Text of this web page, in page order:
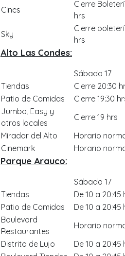
Cines
Cierre
hrs
Sky
Cierre
hrs
Alto Las Condes:
Sábado 17
Tiendas
Cierre 20:30
Patio de Comidas
Cierre 19:30
Jumbo, Easy y
otros locales
Cierre 19 hrs
Mirador del Alto
Horario
Cinemark
Horario
Parque Arauco:
Sábado 17
Tiendas
De 10 a 20:45
Patio de Comidas
De 10 a 20:45
Boulevard
Restaurantes
Horario
Distrito de Lujo
De 10 a 20:45